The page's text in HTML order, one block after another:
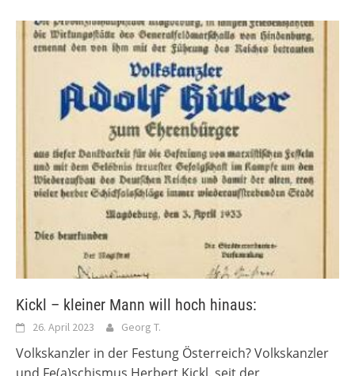
Kickl – kleiner Mann will hoch hinaus:
26. April 2023 Georg T.
Volkskanzler in der Festung Österreich? Volkskanzler
und Fe(a)schismus Herbert Kickl, seit der